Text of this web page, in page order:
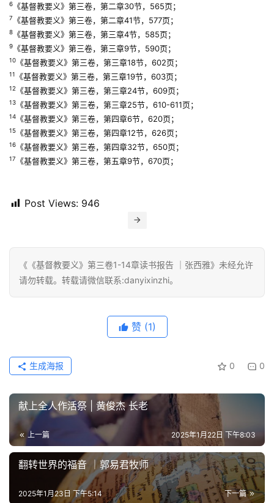
6 《基督教要义》第三卷，第二章30节，565页；
7 《基督教要义》第三卷，第二章41节，577页；
8 《基督教要义》第三卷，第三章4节，585页；
9 《基督教要义》第三卷，第三章9节，590页；
10 《基督教要义》第三卷，第三章18节，602页；
11 《基督教要义》第三卷，第三章19节，603页；
12 《基督教要义》第三卷，第三章24节，609页；
13 《基督教要义》第三卷，第三章25节，610-611页；
14 《基督教要义》第三卷，第四章6节，620页；
15 《基督教要义》第三卷，第四章12节，626页；
16 《基督教要义》第三卷，第四章32节，650页；
17 《基督教要义》第三卷，第五章9节，670页；
Post Views: 946
《《基督教要义》第三卷1-14章读书报告 ｜张西雅》未经允许
请勿转载。转载请微信联系:danyixinzhi。
赞 (1)
0 0
生成海报
献上全人作活祭 | 黄俊杰 长老
上一篇 2025年1月22日 下午8:03
翻转世界的福音 ｜郭易君牧师
下一篇
2025年1月23日 下午5:14